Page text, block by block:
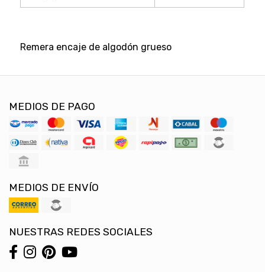
Remera encaje de algodón grueso
MEDIOS DE PAGO
MEDIOS DE ENVÍO
NUESTRAS REDES SOCIALES